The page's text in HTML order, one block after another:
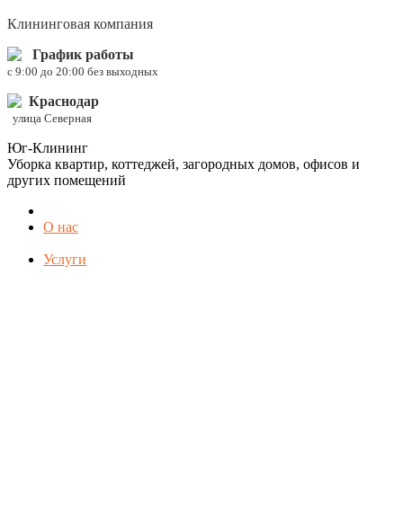
Клининговая компания
График работы
c 9:00 до 20:00 без выходных
Краснодар
улица Северная
Юг-Клининг
Уборка квартир, коттеджей, загородных домов, офисов и
других помещений
О нас
Услуги